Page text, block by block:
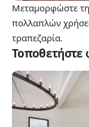
Μεταμορφώστε
πολλαπλών
τραπεζαρία.
Τοποθετήστε